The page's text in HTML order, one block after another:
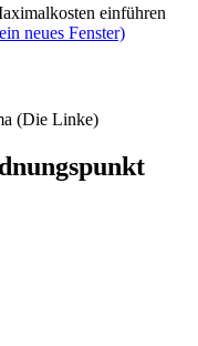
einführen
neues Fenster)
(Die Linke)